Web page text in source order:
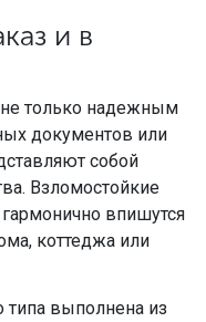
и в
только надежным
документов или
собой
Взломостойкие
впишутся
коттеджа или
типа выполнена из